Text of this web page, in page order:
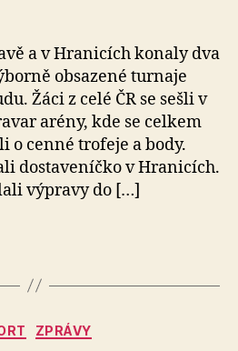
a v Hranicích konaly dva
obsazené turnaje
Žáci z celé ČR se sešli v
arény, kde se celkem
o cenné trofeje a body.
dostaveníčko v Hranicích.
výpravy do […]
Rubriky
ZPRÁVY